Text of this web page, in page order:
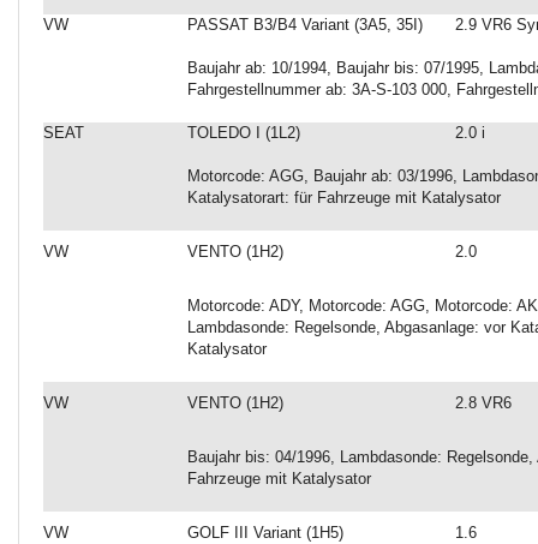
VW PASSAT B3/B4 Variant (3A5, 35I) 2.9 VR6
Baujahr ab: 10/1994, Baujahr bis: 07/1995,
Fahrgestellnummer ab: 3A-S-103 000,
SEAT TOLEDO I (1L2) 2.0 i
Motorcode: AGG, Baujahr ab: 03/1996,
Katalysatorart: für Fahrzeuge mit Katalysator
VW VENTO (1H2) 2.0
Motorcode: ADY, Motorcode: AGG, Motorcode:
Lambdasonde: Regelsonde, Abgasanlage: vor
Katalysator
VW VENTO (1H2) 2.8 VR6
Baujahr bis: 04/1996, Lambdasonde:
Fahrzeuge mit Katalysator
VW GOLF III Variant (1H5) 1.6